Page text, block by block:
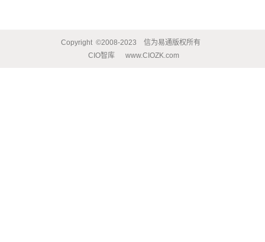
Copyright ©2008-2023
信为易通版权所有
CIO智库
www.CIOZK.com